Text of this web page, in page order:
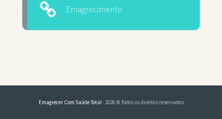
Emagrecimento
Emagrecer Com Saúde Total · 2026 © Todos os direitos reservados